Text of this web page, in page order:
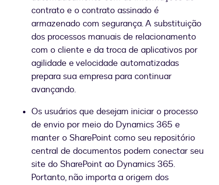
contrato e o contrato assinado é
armazenado com segurança. A substituição
dos processos manuais de relacionamento
com o cliente e da troca de aplicativos por
agilidade e velocidade automatizadas
prepara sua empresa para continuar
avançando.
Os usuários que desejam iniciar o processo
de envio por meio do Dynamics 365 e
manter o SharePoint como seu repositório
central de documentos podem conectar seu
site do SharePoint ao Dynamics 365.
Portanto, não importa a origem dos